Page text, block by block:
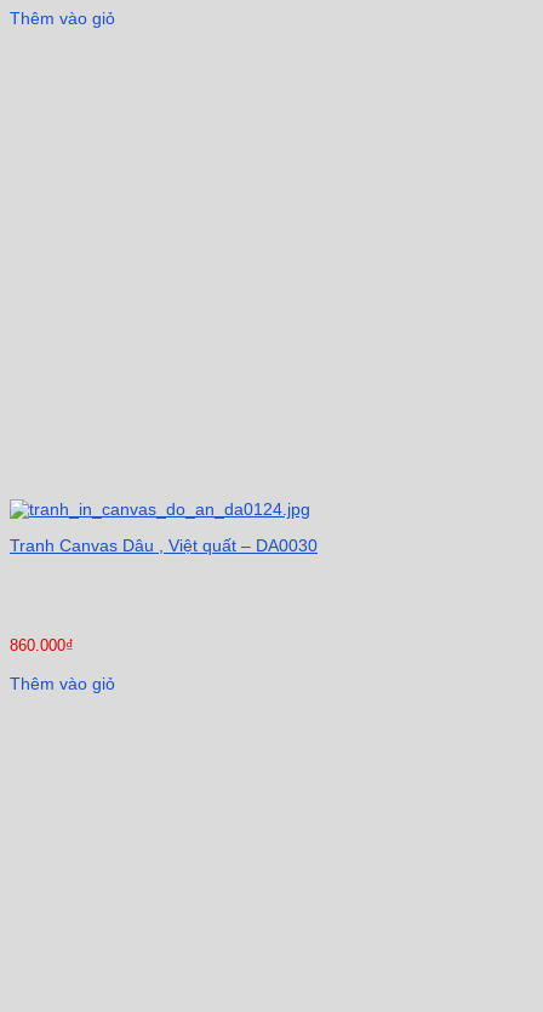
Thêm vào giỏ
Tranh Canvas Dâu , Việt quất – DA0030
860.000₫
Thêm vào giỏ